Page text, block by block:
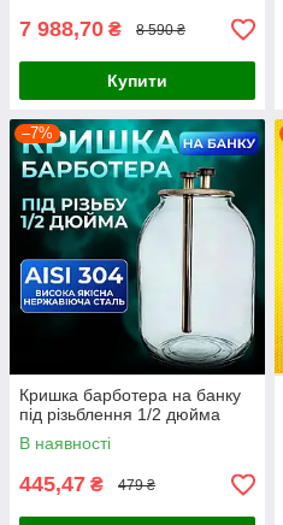
7 988,70 ₴ 8 590 ₴
Купити
–7%
Кришка барботера на банку
під різьблення 1/2 дюйма
В наявності
445,47 ₴ 479 ₴